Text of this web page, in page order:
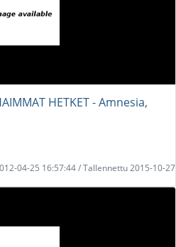
HETKET - Amnesia,
04-25 16:57:44 / Tallennettu 2015-10-27